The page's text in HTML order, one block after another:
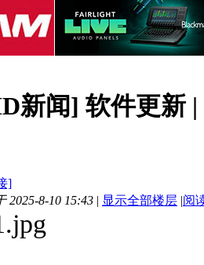
新闻] 软件更新 |
]
2025-8-10 15:43 | 显示全部楼层 |阅